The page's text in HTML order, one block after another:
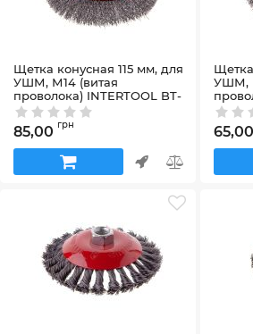
Щетка конусная 115 мм, для
УШМ, М14 (витая
проволока) INTERTOOL BT-
5115
Артикул: BT-5115
85,00 грн
УШМ,
5100
Артикул:
65,00